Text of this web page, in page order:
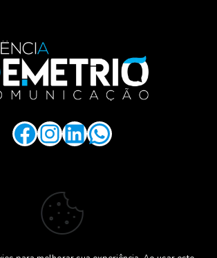
Facebook
Instagram
LinkedIn
WhatsApp
.